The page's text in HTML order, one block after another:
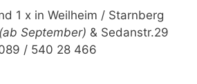
1 x in Weilheim / Starnberg
(ab September) & Sedanstr.29
/ 540 28 466